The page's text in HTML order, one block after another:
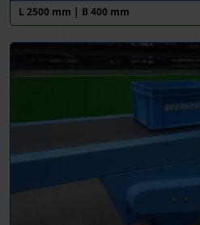
L 2500 mm | B 400 mm